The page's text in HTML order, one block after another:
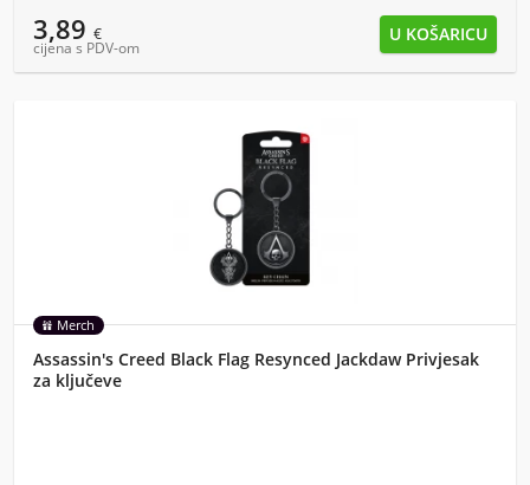
3,89 €
cijena s PDV-om
Merch
Assassin's Creed Black Flag Resynced Jackdaw Privjesak
za ključeve